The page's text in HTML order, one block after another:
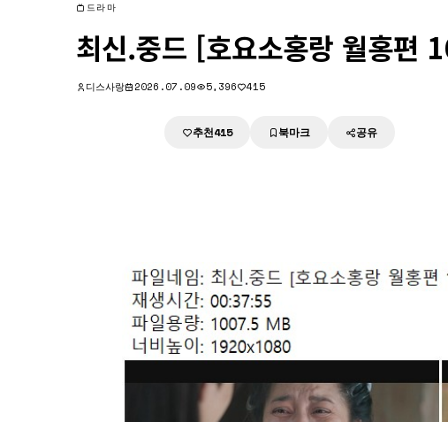
드라마
최신.중드 [호요소홍랑 월홍편
디스사랑 2026.07.09 5,396 415
추천415 북마크 공유